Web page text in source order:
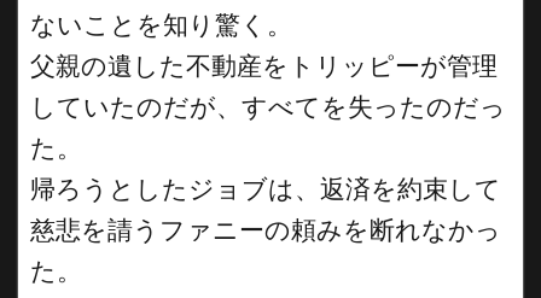
ないことを知り驚く。
父親の遺した不動産をトリッピーが管理
していたのだが、すべてを失ったのだっ
た。
帰ろうとしたジョブは、返済を約束して
慈悲を請うファニーの頼みを断れなかっ
た。